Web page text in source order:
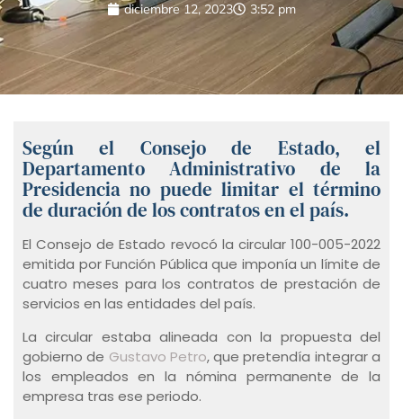
diciembre 12, 2023 3:52 pm
Según el Consejo de Estado, el
Departamento Administrativo de la
Presidencia no puede limitar el término
de duración de los contratos en el país.
El Consejo de Estado revocó la circular 100-005-2022
emitida por Función Pública que imponía un límite de
cuatro meses para los contratos de prestación de
servicios en las entidades del país.
La circular estaba alineada con la propuesta del
gobierno de Gustavo Petro, que pretendía integrar a
los empleados en la nómina permanente de la
empresa tras ese periodo.